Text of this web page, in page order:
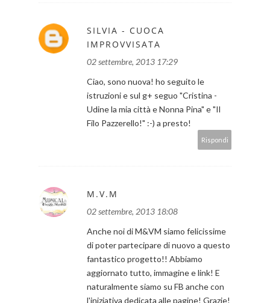
SILVIA - CUOCA
IMPROVVISATA
02 settembre, 2013 17:29
Ciao, sono nuova! ho seguito le
istruzioni e sul g+ seguo "Cristina -
Udine la mia città e Nonna Pina" e "Il
Filo Pazzerello!" :-) a presto!
Rispondi
M.V.M
02 settembre, 2013 18:08
Anche noi di M&VM siamo felicissime
di poter partecipare di nuovo a questo
fantastico progetto!! Abbiamo
aggiornato tutto, immagine e link! E
naturalmente siamo su FB anche con
l'iniziativa dedicata alle pagine! Grazie!